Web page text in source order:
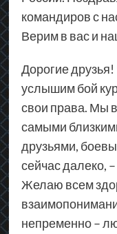
командиров с
Верим в вас и
Дорогие
услышим бой
свои права. Мы
самыми
друзьями,
сейчас далеко,
Желаю всем
непременно –